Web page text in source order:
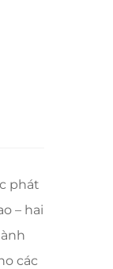
phát
– hai
các